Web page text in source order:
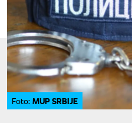
Foto: MUP SRBIJE